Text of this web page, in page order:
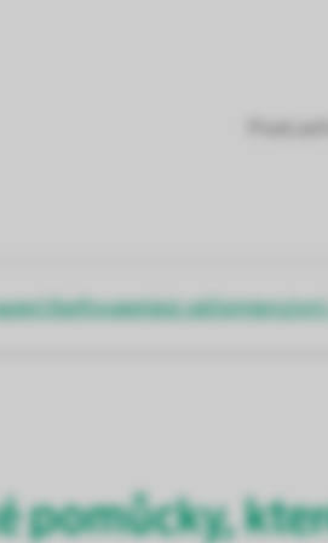
Ošetřovatelská péče
pomůcky,